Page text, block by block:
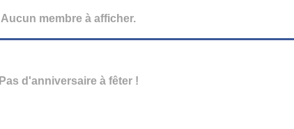
Aucun membre à afficher.
Pas d'anniversaire à fêter !